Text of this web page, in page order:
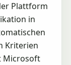
Plattform
in
Kriterien
Microsoft